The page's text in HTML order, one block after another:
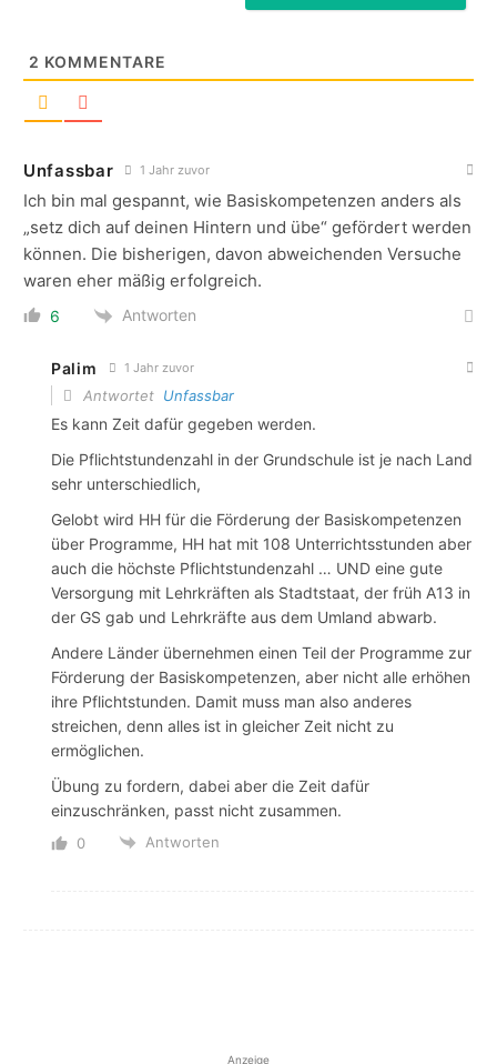
2 KOMMENTARE
Unfassbar 1 Jahr zuvor
Ich bin mal gespannt, wie Basiskompetenzen anders als
„setz dich auf deinen Hintern und übe“ gefördert werden
können. Die bisherigen, davon abweichenden Versuche
waren eher mäßig erfolgreich.
6 Antworten
Palim 1 Jahr zuvor
Antwortet Unfassbar
Es kann Zeit dafür gegeben werden.
Die Pflichtstundenzahl in der Grundschule ist je nach Land
sehr unterschiedlich,
Gelobt wird HH für die Förderung der Basiskompetenzen
über Programme, HH hat mit 108 Unterrichtsstunden aber
auch die höchste Pflichtstundenzahl … UND eine gute
Versorgung mit Lehrkräften als Stadtstaat, der früh A13 in
der GS gab und Lehrkräfte aus dem Umland abwarb.
Andere Länder übernehmen einen Teil der Programme zur
Förderung der Basiskompetenzen, aber nicht alle erhöhen
ihre Pflichtstunden. Damit muss man also anderes
streichen, denn alles ist in gleicher Zeit nicht zu
ermöglichen.
Übung zu fordern, dabei aber die Zeit dafür
einzuschränken, passt nicht zusammen.
0 Antworten
Anzeige